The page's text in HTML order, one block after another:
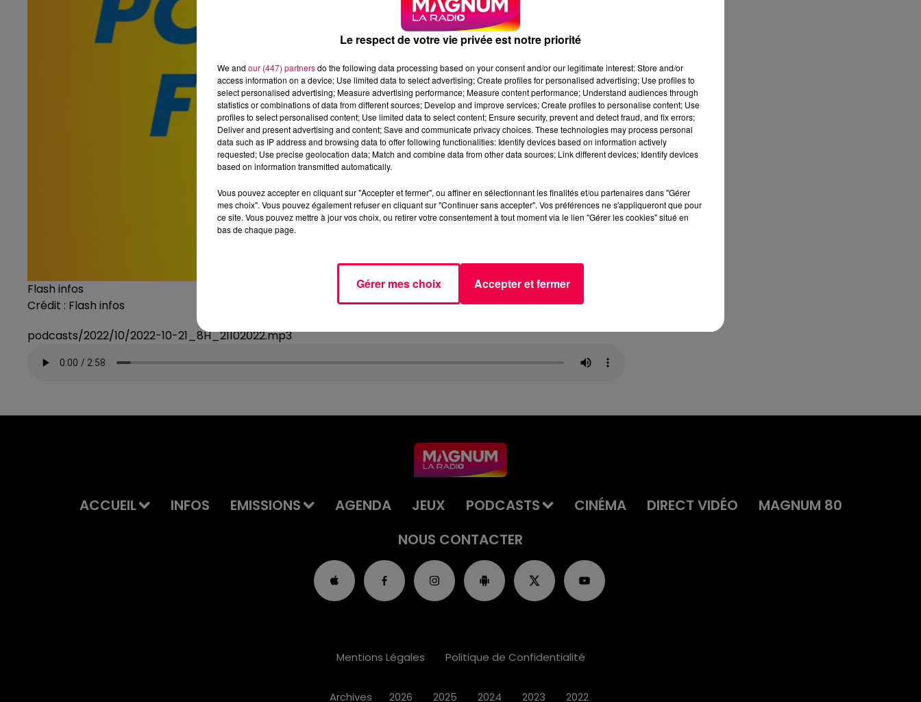
Flash infos
Crédit : Flash infos
podcasts/2022/10/2022-10-21_8H_21102022.mp3
ACCUEIL INFOS EMISSIONS AGENDA JEUX PODCASTS CINÉMA DIRECT VIDÉO
MAGNUM 80
NOUS CONTACTER
Mentions Légales Politique de Confidentialité
Archives 2026 2025 2024 2023 2022
Le respect de votre vie privée est notre priorité
We and our (447) partnersdo the following data processing based on your consent and/or our legitimate interest: Store and/or
access information on a device; Use limited data to select advertising; Create profiles for personalised advertising; Use profiles to
select personalised advertising; Measure advertising performance; Measure content performance; Understand audiences through
statistics or combinations of data from different sources; Develop and improve services; Create profiles to personalise content; Use
profiles to select personalised content; Use limited data to select content; Ensure security, prevent and detect fraud, and fix errors;
Deliver and present advertising and content; Save and communicate privacy choices. These technologies may process personal
data such as IP address and browsing data to offer following functionalities: Identify devices based on information actively
requested; Use precise geolocation data; Match and combine data from other data sources; Link different devices; Identify devices
based on information transmitted automatically.
Vous pouvez accepter en cliquant sur "Accepter et fermer", ou affiner en sélectionnant les finalités et/ou partenaires dans "Gérer
mes choix". Vous pouvez également refuser en cliquant sur "Continuer sans accepter". Vos préférences ne s'appliqueront que pour
ce site. Vous pouvez mettre à jour vos choix, ou retirer votre consentement à tout moment via le lien "Gérer les cookies" situé en
bas de chaque page.
Gérer mes choix Accepter et fermer